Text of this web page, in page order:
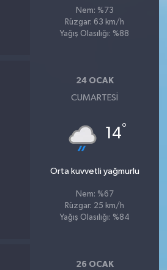
Nem: %73
Rüzgar: 63 km/h
Yağış Olasılığı: %88
24 OCAK
CUMARTESI
14°
Orta kuvvetli yağmurlu
Nem: %67
Rüzgar: 25 km/h
Yağış Olasılığı: %84
26 OCAK